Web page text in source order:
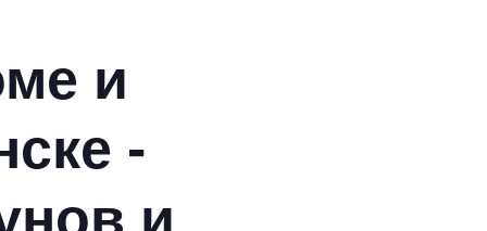
и
-
и